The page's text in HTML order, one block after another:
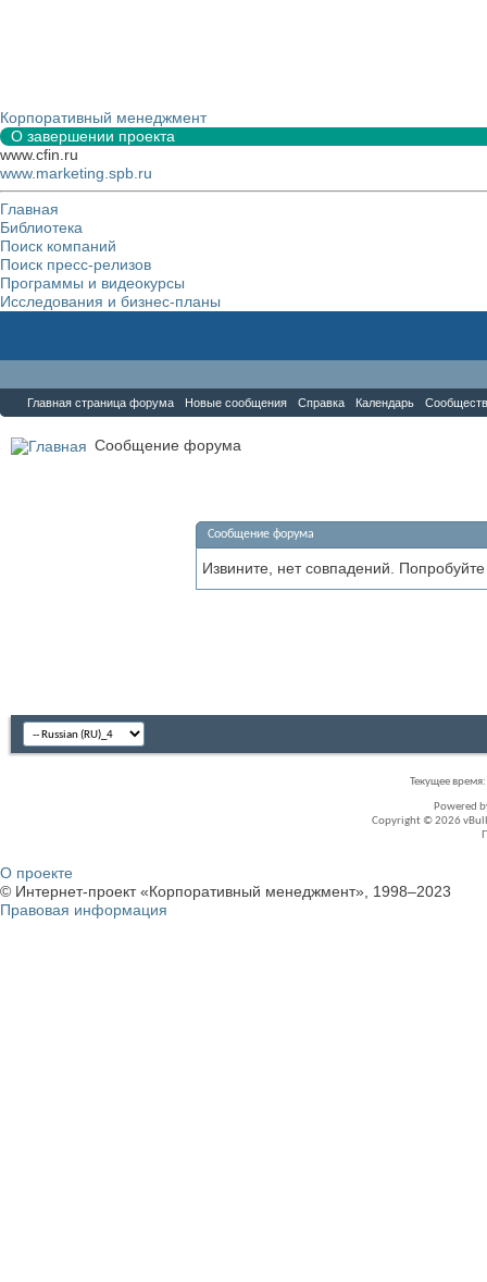
Корпоративный менеджмент
О завершении проекта
www.cfin.ru
www.marketing.spb.ru
Главная
Библиотека
Поиск компаний
Поиск пресс-релизов
Программы и видеокурсы
Исследования и бизнес-планы
Главная страница форума Новые сообщения Справка Календарь
Сообщение форума
Сообщение форума
Извините, нет совпадений.
Текущее время:
Powered
Copyright © 2026
О проекте
© Интернет-проект «Корпоративный менеджмент», 1998–2023
Правовая информация